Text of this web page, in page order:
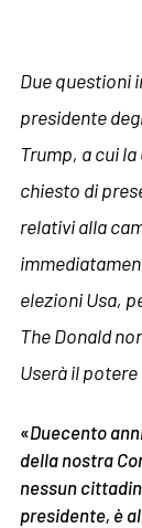
Due questioni
presidente
Trump, a cui
chiesto di
relativi alla
elezioni Usa,
The Donald
Userà il potere
«Duecento
della nostra
nessun
presidente, è